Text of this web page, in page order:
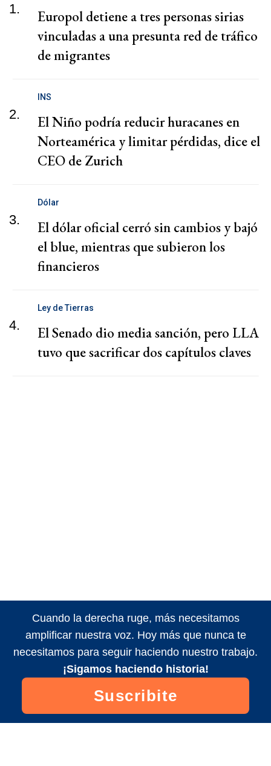
1.
Europol detiene a tres personas sirias
vinculadas a una presunta red de tráfico
de migrantes
2.
INS
El Niño podría reducir huracanes en
Norteamérica y limitar pérdidas, dice el
CEO de Zurich
3.
Dólar
El dólar oficial cerró sin cambios y bajó
el blue, mientras que subieron los
financieros
4.
Ley de Tierras
El Senado dio media sanción, pero LLA
tuvo que sacrificar dos capítulos claves
Cuando la derecha ruge, más necesitamos
amplificar nuestra voz. Hoy más que nunca te
necesitamos para seguir haciendo nuestro trabajo.
¡Sigamos haciendo historia!
Suscribite